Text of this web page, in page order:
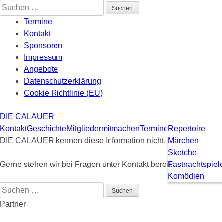
Skip
to
content
Suchen
nach:
Termine
Kontakt
Sponsoren
Impressum
Angebote
Datenschutzerklärung
Cookie Richtlinie (EU)
DIE CALAUER
KontaktGeschichteMitgliedermitmachenTermineRepertoire
Märchen
Sketche
Komödien
DIE CALAUER kennen diese Information nicht.
Gerne stehen wir bei Fragen unter Kontakt bereit.
Suchen
nach:
Partner